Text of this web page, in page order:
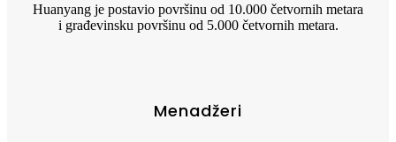
Huanyang je postavio površinu od 10.000 četvornih metara
i građevinsku površinu od 5.000 četvornih metara.
Menadžeri